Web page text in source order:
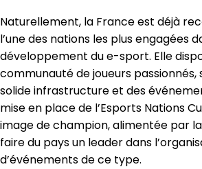
Naturellement, la France est déjà
l’une des nations les plus engagées
développement du e-sport. Elle
communauté de joueurs passionnés,
solide infrastructure et des
mise en place de l’Esports Nations
image de champion, alimentée par
faire du pays un leader dans
d’événements de ce type.